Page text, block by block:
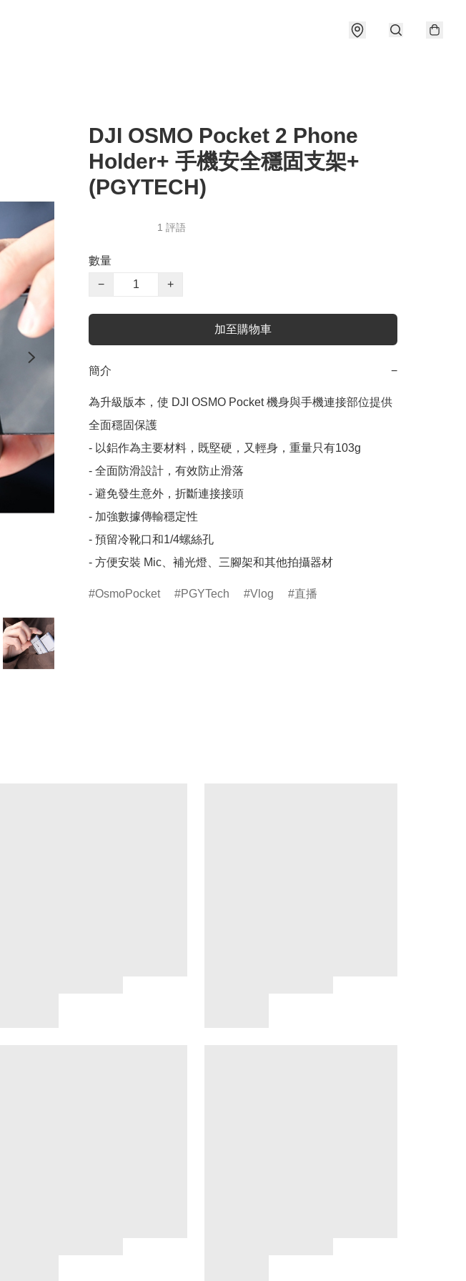
DJI OSMO Pocket 2 Phone
Holder+ 手機安全穩固支架+
(PGYTECH)
1 評語
數量
−
+
加至購物車
簡介 −
為升級版本，使 DJI OSMO Pocket 機身與手機連接部位提供
全面穩固保護
- 以鋁作為主要材料，既堅硬，又輕身，重量只有103g
- 全面防滑設計，有效防止滑落
- 避免發生意外，折斷連接接頭
- 加強數據傳輸穩定性
- 預留冷靴口和1/4螺絲孔
- 方便安裝 Mic、補光燈、三腳架和其他拍攝器材
OsmoPocket PGYTech Vlog 直播